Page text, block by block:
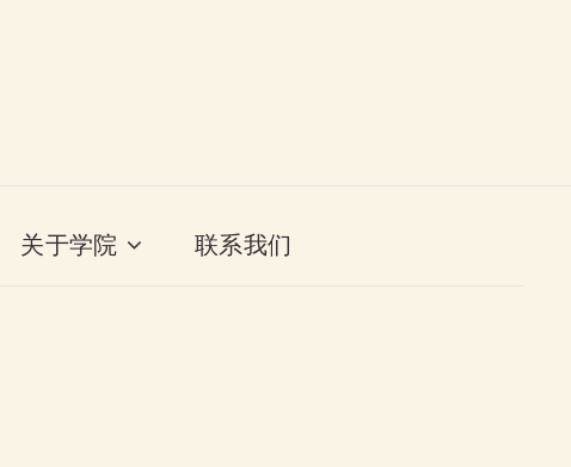
关于学院 联系我们